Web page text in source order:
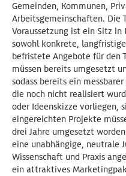
Gemeinden, Kommunen,
Arbeitsgemeinschaften. Die
Voraussetzung ist ein Sitz in
sowohl konkrete,
befristete Angebote für den
müssen bereits umgesetzt
sodass bereits ein
die noch nicht realisiert
oder Ideenskizze vorliegen,
eingereichten Projekte
drei Jahre umgesetzt
eine unabhängige, neutrale
Wissenschaft und Praxis
ein attraktives